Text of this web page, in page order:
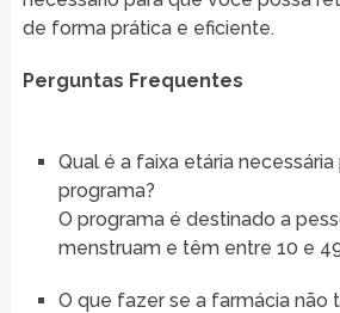
de forma prática e eficiente.
Perguntas Frequentes
Qual é a faixa etária
programa?
O programa é destinado a
menstruam e têm entre 10 e
O que fazer se a farmácia não